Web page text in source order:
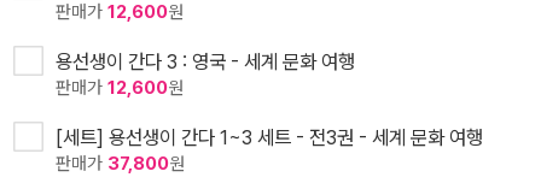
판매가 12,600원
용선생이 간다 3 : 영국 - 세계 문화 여행
판매가 12,600원
[세트] 용선생이 간다 1~3 세트 - 전3권 - 세계 문화 여행
판매가 37,800원